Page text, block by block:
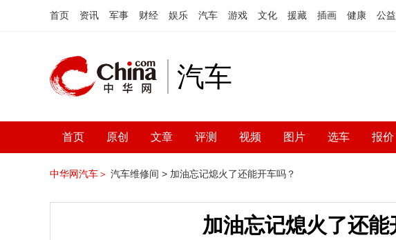
首页 资讯 军事 财经 娱乐 汽车 游戏 文化 援藏 插画 健康 公益
汽车
首页 原创 文章 评测 视频 图片 选车 报价
中华网汽车＞ 汽车维修间 > 加油忘记熄火了还能开车吗？
加油忘记熄火了还能